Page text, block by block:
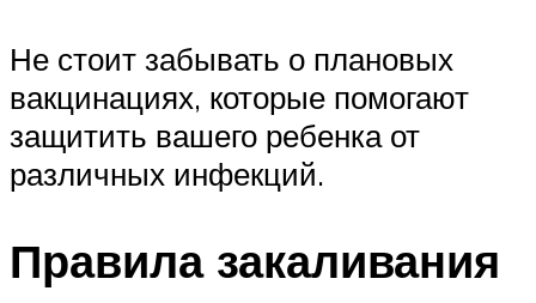
Не стоит забывать о плановых
вакцинациях, которые помогают
защитить вашего ребенка от
различных инфекций.
Правила закаливания